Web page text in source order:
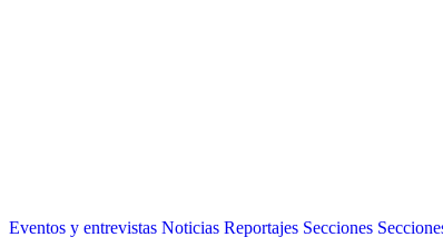
Eventos y entrevistas Noticias Reportajes Secciones